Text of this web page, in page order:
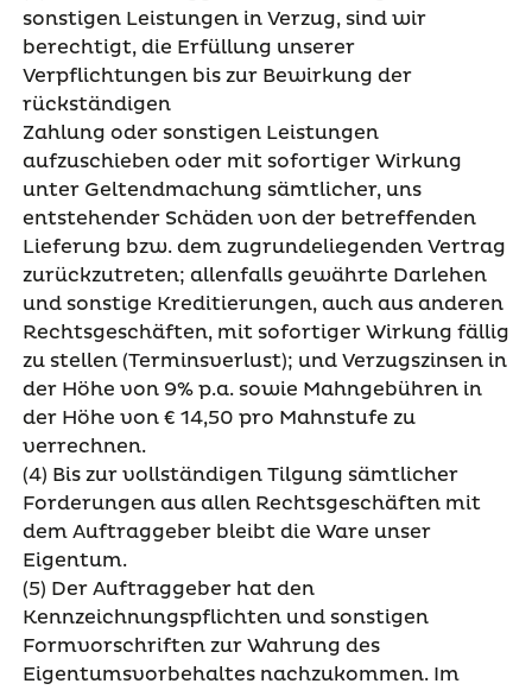
sonstigen Leistungen in Verzug, sind wir
berechtigt, die Erfüllung unserer
Verpflichtungen bis zur Bewirkung der
rückständigen
Zahlung oder sonstigen Leistungen
aufzuschieben oder mit sofortiger Wirkung
unter Geltendmachung sämtlicher, uns
entstehender Schäden von der betreffenden
Lieferung bzw. dem zugrundeliegenden Vertrag
zurückzutreten; allenfalls gewährte Darlehen
und sonstige Kreditierungen, auch aus anderen
Rechtsgeschäften, mit sofortiger Wirkung fällig
zu stellen (Terminsverlust); und Verzugszinsen in
der Höhe von 9% p.a. sowie Mahngebühren in
der Höhe von € 14,50 pro Mahnstufe zu
verrechnen.
(4) Bis zur vollständigen Tilgung sämtlicher
Forderungen aus allen Rechtsgeschäften mit
dem Auftraggeber bleibt die Ware unser
Eigentum.
(5) Der Auftraggeber hat den
Kennzeichnungspflichten und sonstigen
Formvorschriften zur Wahrung des
Eigentumsvorbehaltes nachzukommen. Im